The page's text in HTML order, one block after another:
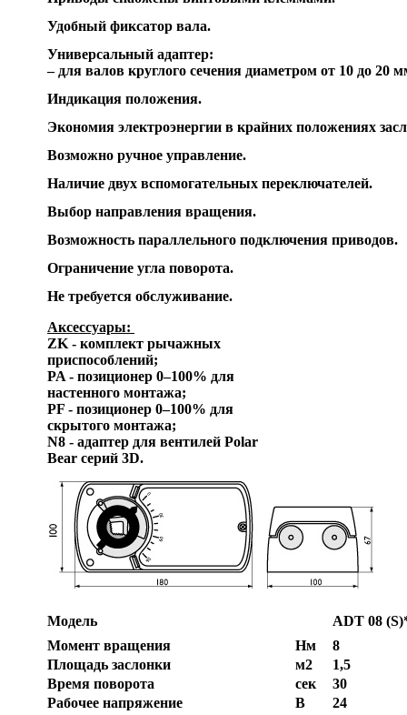
Удобный фиксатор вала.
Универсальный адаптер:
– для валов круглого сечения диаметром от 10 до 20
Индикация положения.
Экономия электроэнергии в крайних положениях
Возможно ручное управление.
Наличие двух вспомогательных переключателей.
Выбор направления вращения.
Возможность параллельного подключения приводов.
Ограничение угла поворота.
Не требуется обслуживание.
Аксессуары:
ZK - комплект рычажных
приспособлений;
PA - позиционер 0–100% для
настенного монтажа;
PF - позиционер 0–100% для
скрытого монтажа;
N8 - адаптер для вентилей Polar
Bear серий 3D.
Модель
ADT 08
Момент вращения
Нм
8
Площадь заслонки
м2
1,5
Время поворота
сек
30
Рабочее напряжение
В
24